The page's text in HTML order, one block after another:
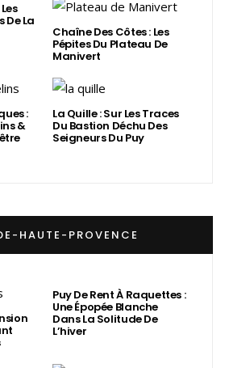
De La
Chaîne Des Côtes : Les
Pépites Du Plateau De
Manivert
:
&
La Quille : Sur Les Traces
Du Bastion Déchu Des
Seigneurs Du Puy
HAUTE-PROVENCE
Puy De Rent À Raquettes :
Une Épopée Blanche
Dans La Solitude De
L’hiver